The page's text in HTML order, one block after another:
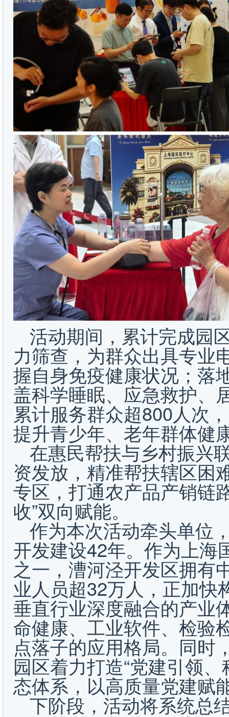
活动期间，累计完成园
力筛查，为群众出具专业
握自身免疫健康状况；落
盖科学睡眠、应急救护、
累计服务群众超800人次
提升青少年、老年群体健
在惠民帮扶与乡村振兴
资发放，精准帮扶辖区困
专区，打通农产品产销链
收”双向赋能。
作为本次活动牵头单位
开发建设42年。作为上海
之一，漕河泾开发区拥有
业人员超32万人，正加快
垂直行业深度融合的产业
命健康、工业软件、检验
点落子的应用格局。同时
园区着力打造“党建引领
态体系，以高质量党建赋
下阶段，活动将系统总